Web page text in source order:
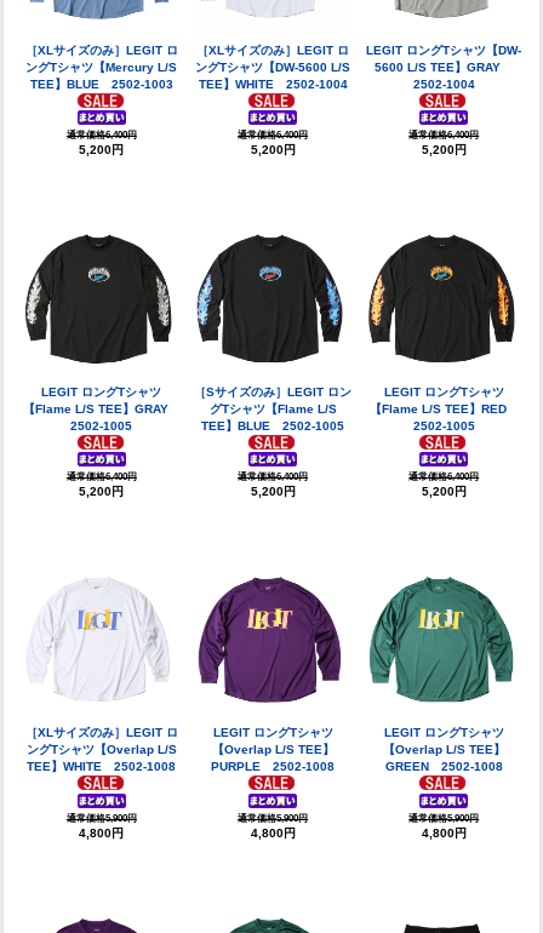
［XLサイズのみ］LEGIT ロ
ングTシャツ【Mercury L/S
TEE】BLUE 2502-1003
通常価格6,400円
5,200円
［XLサイズのみ］LEGIT ロ
ングTシャツ【DW-5600 L/S
TEE】WHITE 2502-1004
通常価格6,400円
5,200円
LEGIT ロングTシャツ【DW-
5600 L/S TEE】GRAY
2502-1004
通常価格6,400円
5,200円
LEGIT ロングTシャツ
【Flame L/S TEE】GRAY
2502-1005
通常価格6,400円
5,200円
［Sサイズのみ］LEGIT ロン
グTシャツ【Flame L/S
TEE】BLUE 2502-1005
通常価格6,400円
5,200円
LEGIT ロングTシャツ
【Flame L/S TEE】RED
2502-1005
通常価格6,400円
5,200円
［XLサイズのみ］LEGIT ロ
ングTシャツ【Overlap L/S
TEE】WHITE 2502-1008
通常価格5,900円
4,800円
LEGIT ロングTシャツ
【Overlap L/S TEE】
PURPLE 2502-1008
通常価格5,900円
4,800円
LEGIT ロングTシャツ
【Overlap L/S TEE】
GREEN 2502-1008
通常価格5,900円
4,800円